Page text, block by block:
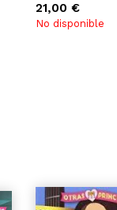
21,00 €
No disponible